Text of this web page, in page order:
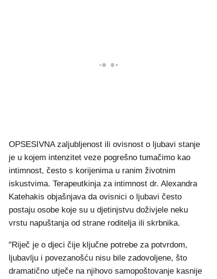
OPSESIVNA zaljubljenost ili ovisnost o ljubavi stanje
je u kojem intenzitet veze pogrešno tumačimo kao
intimnost, često s korijenima u ranim životnim
iskustvima. Terapeutkinja za intimnost dr. Alexandra
Katehakis objašnjava da ovisnici o ljubavi često
postaju osobe koje su u djetinjstvu doživjele neku
vrstu napuštanja od strane roditelja ili skrbnika.
"Riječ je o djeci čije ključne potrebe za potvrdom,
ljubavlju i povezanošću nisu bile zadovoljene, što
dramatično utječe na njihovo samopoštovanje kasnije